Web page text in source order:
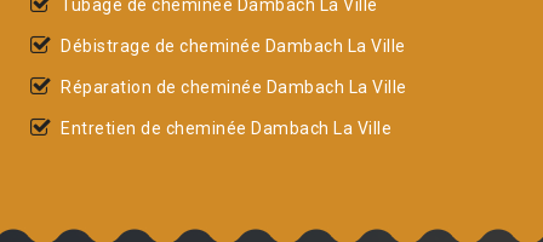
Tubage de cheminée Dambach La Ville
Débistrage de cheminée Dambach La Ville
Réparation de cheminée Dambach La Ville
Entretien de cheminée Dambach La Ville